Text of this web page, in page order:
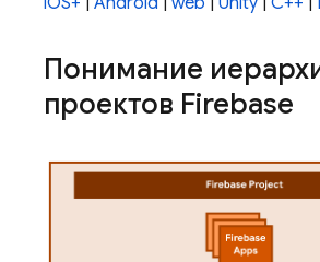
Понимание
проектов Firebase